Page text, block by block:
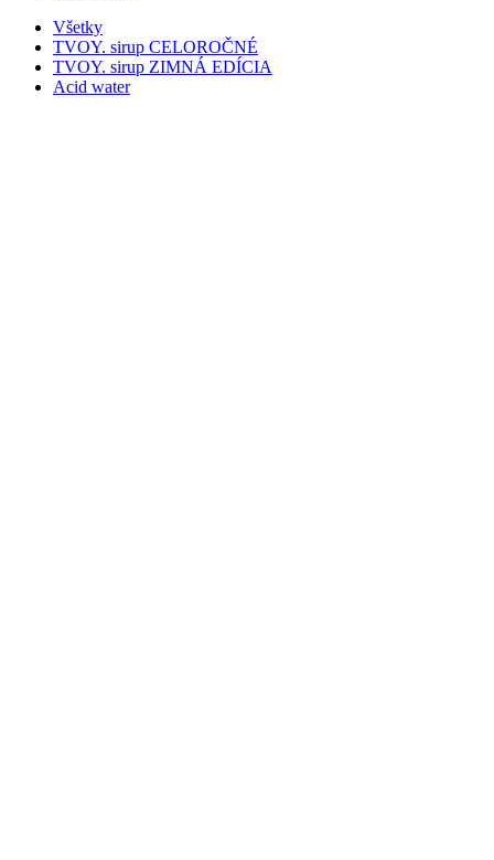
Všetky
TVOY. sirup CELOROČNÉ
TVOY. sirup ZIMNÁ EDÍCIA
Acid water